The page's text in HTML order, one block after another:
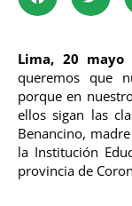
Lima, 20 mayo
queremos que
porque en
ellos sigan las
Benancino,
la Institución
provincia de